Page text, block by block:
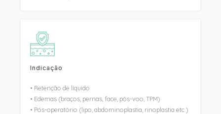
Indicação
• Retenção de líquido
• Edemas (braços, pernas, face, pós-voo, TPM)
• Pós-operatório (lipo, abdominoplastia, rinoplastia etc.)